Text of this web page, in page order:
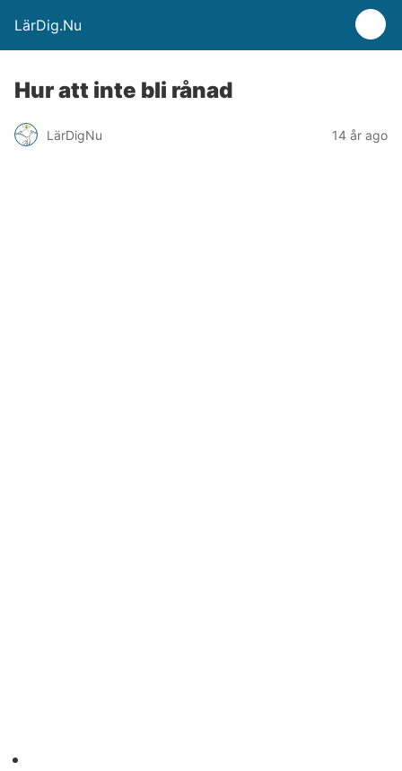
LärDig.Nu
Hur att inte bli rånad
LärDigNu 14 år ago